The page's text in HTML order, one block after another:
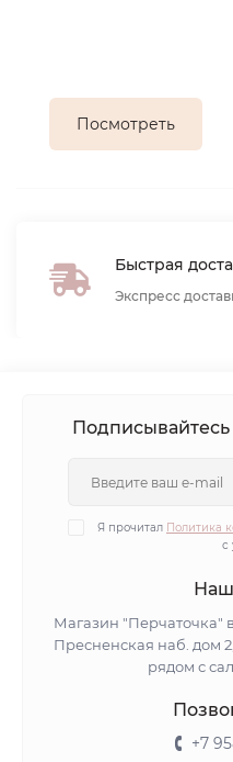
Посмотреть
Быстрая
Экспресс
Подписывайтесь
Я прочитал Политика
с
Наш
Магазин "Перчаточка"
Пресненская наб. дом
рядом с
+7